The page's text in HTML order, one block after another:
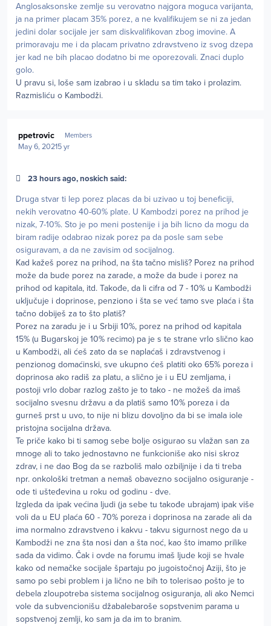
Anglosaksonske zemlje su verovatno najgora moguca varijanta,
ja na primer placam 35% porez, a ne kvalifikujem se ni za jedan
jedini dolar socijale jer sam diskvalifikovan zbog imovine. A
primoravaju me i da placam privatno zdravstveno iz svog dzepa
jer kad ne bih placao dodatno bi me oporezovali. Znaci duplo
golo.
U pravu si, loše sam izabrao i u skladu sa tim tako i prolazim.
Razmisliću o Kambodži.
ppetrovic Members
May 6, 20215 yr
23 hours ago, noskich said:
Druga stvar ti lep porez placas da bi uzivao u toj beneficiji,
nekih verovatno 40-60% plate. U Kambodzi porez na prihod je
nizak, 7-10%. Sto je po meni postenije i ja bih licno da mogu da
biram radije odabrao nizak porez pa da posle sam sebe
osiguravam, a da ne zavisim od socijalnog.
Kad kažeš porez na prihod, na šta tačno misliš? Porez na prihod
može da bude porez na zarade, a može da bude i porez na
prihod od kapitala, itd. Takođe, da li cifra od 7 - 10% u Kambodži
uključuje i doprinose, penziono i šta se već tamo sve plaća i šta
tačno dobiješ za to što platiš?
Porez na zaradu je i u Srbiji 10%, porez na prihod od kapitala
15% (u Bugarskoj je 10% recimo) pa je s te strane vrlo slično kao
u Kambodži, ali ćeš zato da se naplaćaš i zdravstvenog i
penzionog domaćinski, sve ukupno ćeš platiti oko 65% poreza i
doprinosa ako radiš za platu, a slično je i u EU zemljama, i
postoji vrlo dobar razlog zašto je to tako - ne možeš da imaš
socijalno svesnu državu a da platiš samo 10% poreza i da
gurneš prst u uvo, to nije ni blizu dovoljno da bi se imala iole
pristojna socijalna država.
Te priče kako bi ti samog sebe bolje osigurao su vlažan san za
mnoge ali to tako jednostavno ne funkcioniše ako nisi skroz
zdrav, i ne dao Bog da se razboliš malo ozbiljnije i da ti treba
npr. onkološki tretman a nemaš obavezno socijalno osiguranje -
ode ti ušteđevina u roku od godinu - dve.
Izgleda da ipak većina ljudi (ja sebe tu takođe ubrajam) ipak više
voli da u EU plaća 60 - 70% poreza i doprinosa na zarade ali da
ima normalno zdravstveno i kakvu - takvu sigurnost nego da u
Kambodži ne zna šta nosi dan a šta noć, kao što imamo prilike
sada da vidimo. Čak i ovde na forumu imaš ljude koji se hvale
kako od nemačke socijale špartaju po jugoistočnoj Aziji, što je
samo po sebi problem i ja lično ne bih to tolerisao pošto je to
debela zloupotreba sistema socijalnog osiguranja, ali ako Nemci
vole da subvencionišu džabalebaroše sopstvenim parama u
sopstvenoj zemlji, ko sam ja da im to branim.